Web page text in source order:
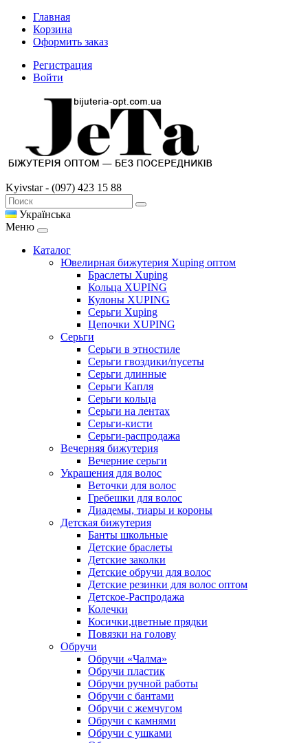
Главная
Корзина
Оформить заказ
Регистрация
Войти
Kyivstar - (097) 423 15 88
Українська
Меню
Каталог
Ювелирная бижутерия Xuping оптом
Браслеты Xuping
Кольца XUPING
Кулоны XUPING
Серьги Xuping
Цепочки XUPING
Серьги
Серьги в этностиле
Серьги гвоздики/пусеты
Серьги длинные
Серьги Капля
Серьги кольца
Серьги на лентах
Серьги-кисти
Серьги-распродажа
Вечерняя бижутерия
Вечерние серьги
Украшения для волос
Веточки для волос
Гребешки для волос
Диадемы, тиары и короны
Детская бижутерия
Банты школьные
Детские браслеты
Детские заколки
Детские обручи для волос
Детские резинки для волос оптом
Детское-Распродажа
Колечки
Косички,цветные прядки
Повязки на голову
Обручи
Обручи «Чалма»
Обручи пластик
Обручи ручной работы
Обручи с бантами
Обручи с жемчугом
Обручи с камнями
Обручи с ушками